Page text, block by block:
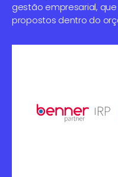
gestão empresarial,
propostos dentro do